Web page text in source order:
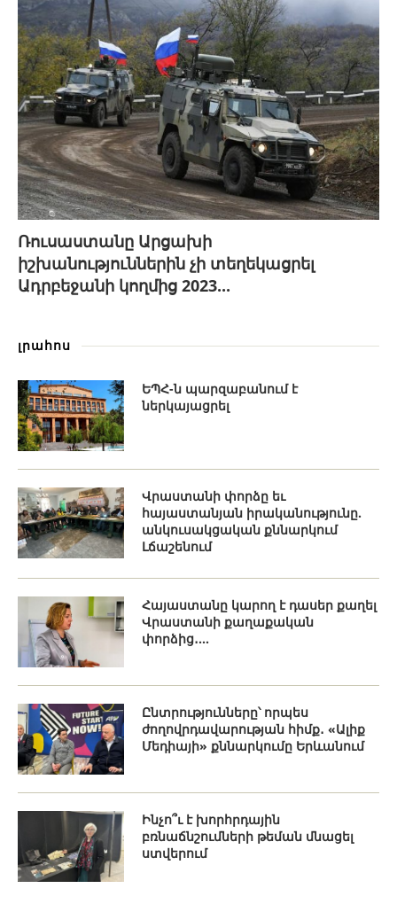
Ռուսաստանը Արցախի
իշխանություններին չի տեղեկացրել
Ադրբեջանի կողմից 2023...
լրահոս
ԵՊՀ-ն պարզաբանում է
ներկայացրել
Վրաստանի փորձը եւ
հայաստանյան իրականությունը.
անկուսակցական քննարկում
Լճաշենում
Հայաստանը կարող է դասեր քաղել
Վրաստանի քաղաքական
փորձից․...
Ընտրությունները՝ որպես
ժողովրդավարության հիմք․ «Ալիք
Մեդիայի» քննարկումը Երևանում
Ինչո՞ւ է խորհրդային
բռնաճնշումների թեման մնացել
ստվերում